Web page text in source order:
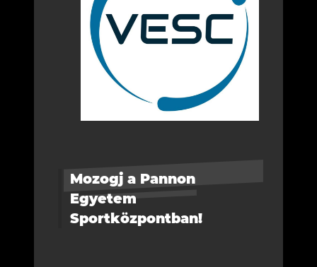
Mozogj a Pannon
Egyetem
Sportközpontban!